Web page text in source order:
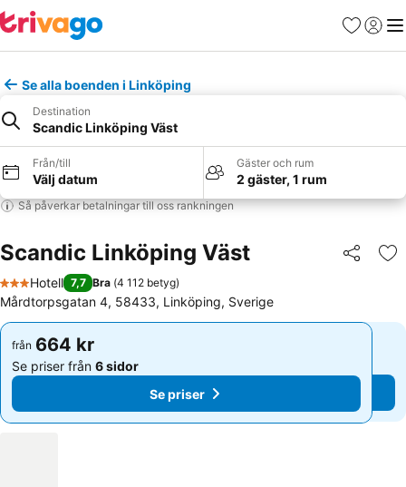
Favoriter
Logga
Se alla boenden i Linköping
Destination
Scandic Linköping Väst
Från/till
Välj datum
Gäster och rum
2 gäster, 1 rum
Så påverkar betalningar till oss rankningen
Scandic Linköping Väst Dela
3 Stjärnor
Hotell 7,7 Bra (4 112 betyg)
Mårdtorpsgatan 4, 58433, Linköping, Sverige
från 664 kr
Se priser från 6 sidor
Se priser
från 664 kr
Se priser från 6 sidor
Se priser